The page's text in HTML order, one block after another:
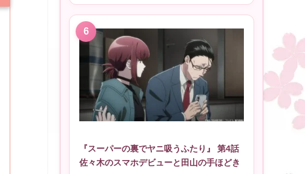
『スーパーの裏でヤニ吸うふたり』 第4話
佐々木のスマホデビューと田山の手ほどき